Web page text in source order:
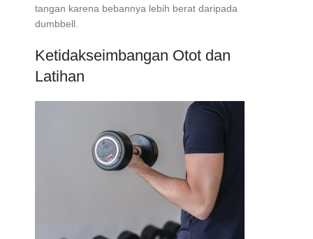
tangan karena bebannya lebih berat daripada
dumbbell.
Ketidakseimbangan Otot dan
Latihan